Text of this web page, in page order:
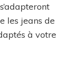
les jeans de
à votre